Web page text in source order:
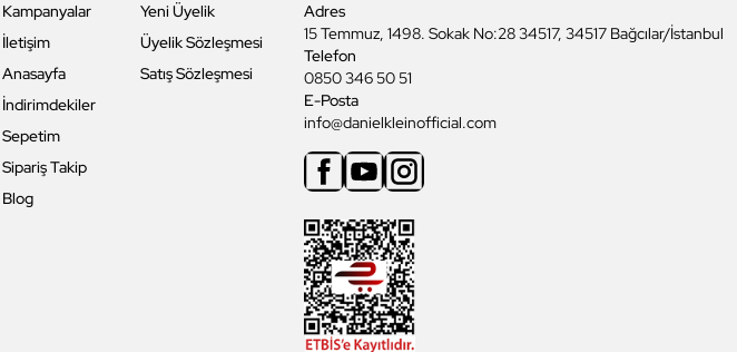
Kampanyalar
İletişim
Anasayfa
İndirimdekiler
Sepetim
Sipariş Takip
Blog
Yeni Üyelik
Üyelik Sözleşmesi
Satış Sözleşmesi
Adres
15 Temmuz, 1498. Sokak No:28 34517, 34517 Bağcılar/İstanbul
Telefon
0850 346 50 51
E-Posta
info@danielkleinofficial.com
FacebookYoutubeInstagram